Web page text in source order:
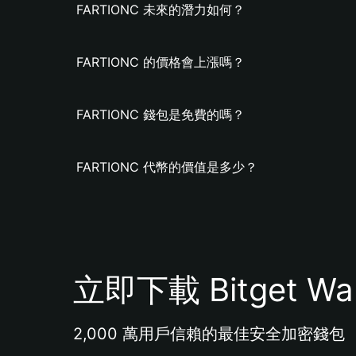
FARTIONC 未來的潛力如何？
FARTIONC 的價格會上漲嗎？
FARTIONC 錢包是免費的嗎？
FARTIONC 代幣的價值是多少？
立即下載 Bitget
2,000 萬用戶信賴的最佳安全加密錢包